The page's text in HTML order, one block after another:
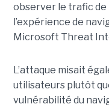
observer le trafic
l’expérience de
Microsoft Threat
L’attaque misait
utilisateurs plutôt
vulnérabilité du